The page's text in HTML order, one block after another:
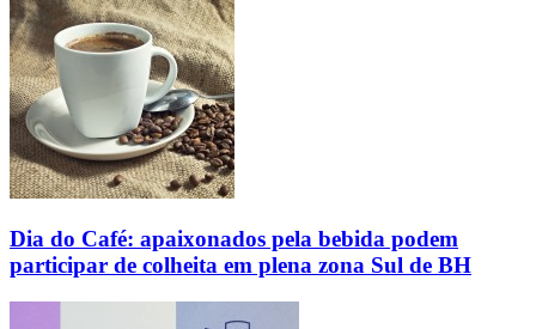
Dia do Café: apaixonados pela bebida podem
participar de colheita em plena zona Sul de BH